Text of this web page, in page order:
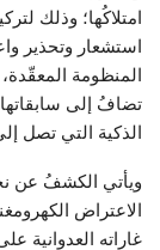
امتلاكُها؛ وذلك
استشعار وتحذير
المنظومة
تضافُ إلى
الذكية التي تصل
ويأتي الكشفُ عن
الاعتراض
غاراته العدوانية